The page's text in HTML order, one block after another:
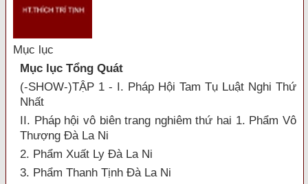
Mục lục
Mục lục Tổng Quát
(-SHOW-)TẬP 1 - I. Pháp Hội Tam Tụ Luật Nghi Thứ
Nhất
II. Pháp hội vô biên trang nghiêm thứ hai 1. Phẩm Vô
Thượng Đà La Ni
2. Phẩm Xuất Ly Đà La Ni
3. Phẩm Thanh Tịnh Đà La Ni